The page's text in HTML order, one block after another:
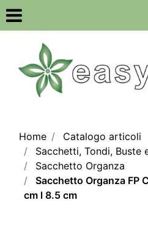
Open
Home
Catalogo articoli
Sacchetti, Tondi, Buste
Sacchetto Organza
Sacchetto Organza FP
cm l 8.5 cm